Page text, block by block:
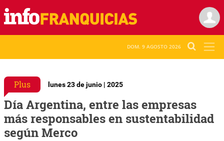
DOM. 9 AGOSTO 2026
Plus lunes 23 de junio | 2025
Día Argentina, entre las empresas
más responsables en sustentabilidad
según Merco